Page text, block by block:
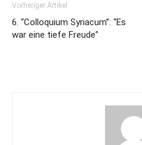
Vorheriger Artikel
6. “Colloquium Syriacum”: “Es
war eine tiefe Freude”